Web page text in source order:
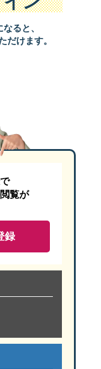
オークのぬくもりが心
いため、子どもが小さ
付。使ったタオルを一
ると、
だけます。
覧が
録